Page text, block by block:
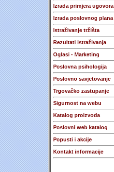
Izrada primjera ugovora
Izrada poslovnog plana
Istraživanje tržišta
Rezultati istraživanja
Oglasi - Marketing
Poslovna psihologija
Poslovno savjetovanje
Trgovačko zastupanje
Sigurnost na webu
Katalog proizvoda
Poslovni web katalog
Popusti i akcije
Kontakt informacije